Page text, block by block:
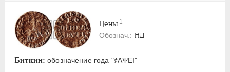
НД
Биткин: обозначение года "҂АѰЕI"
Цены 1